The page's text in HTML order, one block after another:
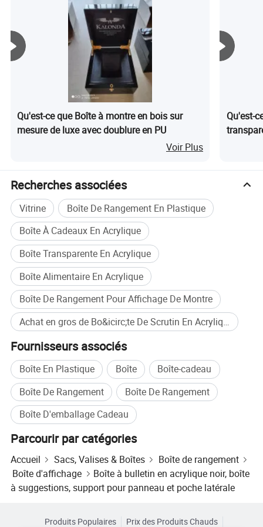
construire un partenariat à long terme afin que nous
puissions tous les deux en bénéficier. Nous pouvons non
seulement proposer des écrans standard pour vos besoins
réguliers, mais aussi personnaliser selon votre demande et
surtout garantir la livraison d'un produit de haute qualité
souhaitez recevoir les produits dans votre pays.
avez des questions concernant nos présentoirs et nos
emballages. Nous vous répondrons à tout moment, 24
heures sur 24, et vous proposerons les meilleures options.
Qu'est-ce que Boîte à montre en bois sur
mesure de luxe avec doublure en PU
Voir Plus
Qu'est-
Recherches associées
Vitrine
Boîte De Rangement En Plastique
Boîte À Cadeaux En Acrylique
Boîte Transparente En Acrylique
Boîte Alimentaire En Acrylique
Boîte De Rangement Pour Affichage De Montre
Achat en gros de Bo&icirc;te De Scrutin En Acrylique
Fournisseurs associés
Boîte En Plastique Boîte
Boîte-cadeau
Boîte De Rangement
Boîte De Rangement
Boîte D'emballage Cadeau
Parcourir par catégories
Accueil Sacs, Valises & Boîtes
Boîte de rangement
Boîte d'affichage
Boîte à bulletin en acrylique noir, boîte
à suggestions, support pour panneau et poche latérale
Produits Populaires Prix des Produits Chauds